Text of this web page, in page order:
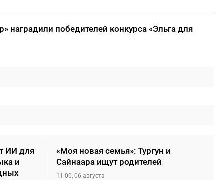
наградили победителей конкурса «Эльга для
ИИ для
и
«Моя новая семья»: Тургун и
Сайнаара ищут родителей
11:00, 06 августа